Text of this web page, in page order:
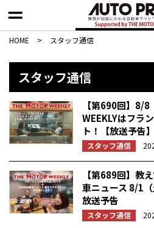
HOME > スタッフ通信
スタッフ通信
【第690回】8/8
WEEKLYはフラ
ト！【放送予告】
スタッフ通信
【第689回】教
車ニュース 8/1
放送予告
スタッフ通信